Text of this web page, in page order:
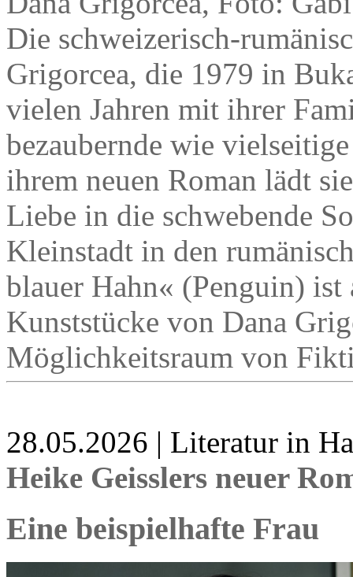
Die schweizerisch-
Grigorcea, die 1979 in
vielen Jahren mit ihrer
bezaubernde wie
ihrem neuen Roman lädt
Liebe in die schwebende
Kleinstadt in den
blauer Hahn« (Penguin) ist
Kunststücke von Dana
Möglichkeitsraum von
28.05.2026 | Literatur in
Heike Geisslers neuer
Eine beispielhafte Frau